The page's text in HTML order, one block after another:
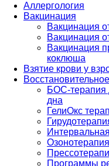
Аллергология
Вакцинация
Вакцинация
Вакцинация
Вакцинация
коклюша
Взятие крови у
БОС-терапия
дна
ГелиОкс
Озонотерапия
Программы